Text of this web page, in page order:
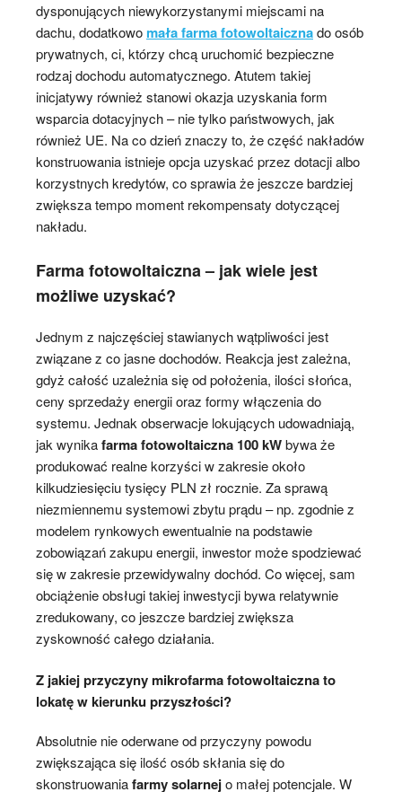
dysponujących niewykorzystanymi miejscami na
dachu, dodatkowo mała farma fotowoltaicznado osób
prywatnych, ci, którzy chcą uruchomić bezpieczne
rodzaj dochodu automatycznego. Atutem takiej
inicjatywy również stanowi okazja uzyskania form
wsparcia dotacyjnych – nie tylko państwowych, jak
również UE. Na co dzień znaczy to, że część nakładów
konstruowania istnieje opcja uzyskać przez dotacji albo
korzystnych kredytów, co sprawia że jeszcze bardziej
zwiększa tempo moment rekompensaty dotyczącej
nakładu.
Farma fotowoltaiczna – jak wiele jest
możliwe uzyskać?
Jednym z najczęściej stawianych wątpliwości jest
związane z co jasne dochodów. Reakcja jest zależna,
gdyż całość uzależnia się od położenia, ilości słońca,
ceny sprzedaży energii oraz formy włączenia do
systemu. Jednak obserwacje lokujących udowadniają,
jak wynikafarma fotowoltaiczna 100 kWbywa że
produkować realne korzyści w zakresie około
kilkudziesięciu tysięcy PLN zł rocznie. Za sprawą
niezmiennemu systemowi zbytu prądu – np. zgodnie z
modelem rynkowych ewentualnie na podstawie
zobowiązań zakupu energii, inwestor może spodziewać
się w zakresie przewidywalny dochód. Co więcej, sam
obciążenie obsługi takiej inwestycji bywa relatywnie
zredukowany, co jeszcze bardziej zwiększa
zyskowność całego działania.
Z jakiej przyczyny mikrofarma fotowoltaiczna to
lokatę w kierunku przyszłości?
Absolutnie nie oderwane od przyczyny powodu
zwiększająca się ilość osób skłania się do
skonstruowaniafarmy solarnejo małej potencjale. W